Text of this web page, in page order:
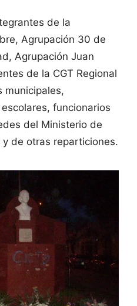
de la
Agrupación 30 de
Agrupación Juan
de la CGT Regional
municipales,
funcionarios
del Ministerio de
de otras reparticiones.